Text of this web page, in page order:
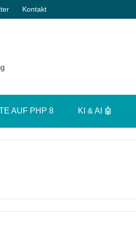
Kontakt
AUF PHP 8 KI & AI 🤖